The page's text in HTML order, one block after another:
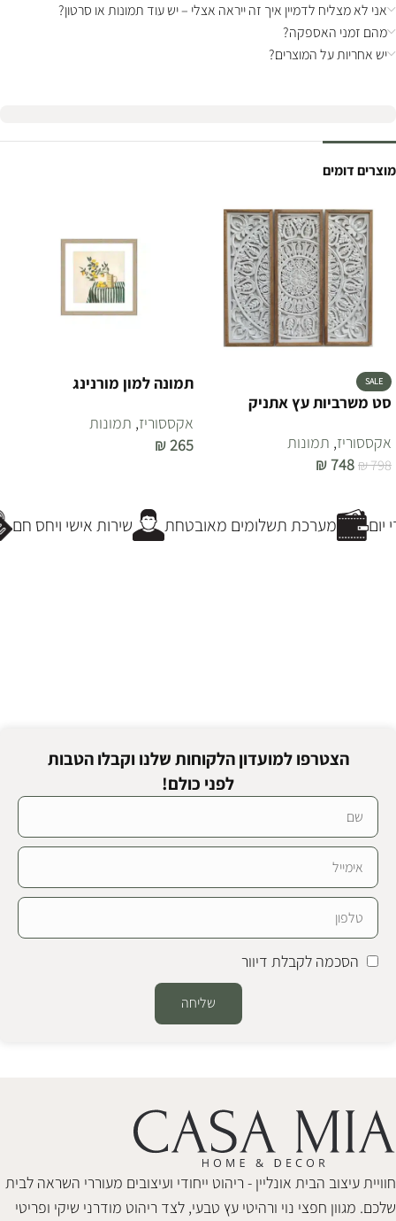
אני לא מצליח לדמיין איך זה ייראה אצלי – יש עוד תמונות או סרטון?
מהם זמני האספקה?
יש אחריות על המוצרים?
מוצרים דומים
SALE
סט משרביות עץ אתניק
אקססוריז, תמונות
₪798
₪748
תמונה למון מורנינג
אקססוריז, תמונות
₪265
שירות אישי ויחס חם מערכת תשלומים מאובטחת
הצטרפו למועדון הלקוחות שלנו וקבלו הטבות
לפני כולם!
הסכמה לקבלת דיוור
שליחה
חוויית עיצוב הבית אונליין - ריהוט ייחודי ועיצובים מעוררי השראה לבית
שלכם. מגוון חפצי נוי ורהיטי עץ טבעי, לצד ריהוט מודרני שיקי ופריטי